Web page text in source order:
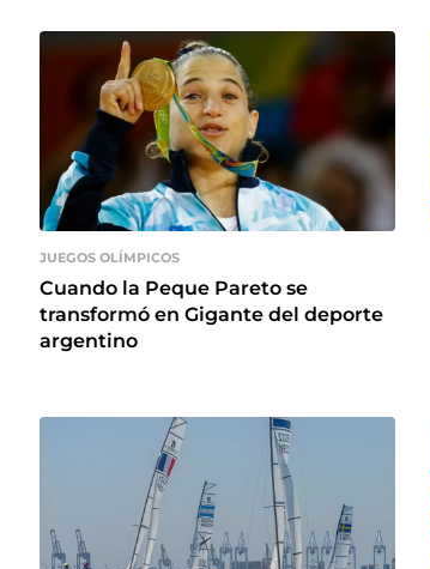
JUEGOS OLÍMPICOS
Cuando la Peque Pareto se
transformó en Gigante del deporte
argentino